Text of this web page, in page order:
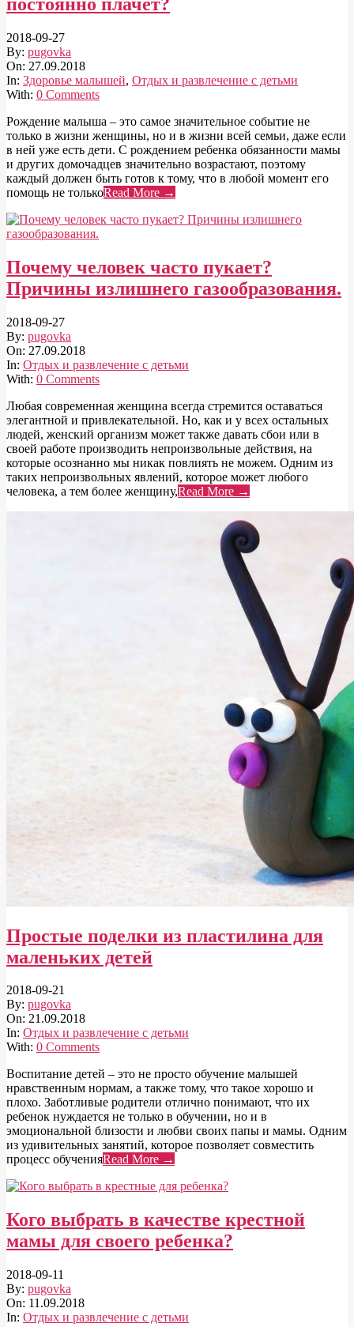
2018-09-27
By: pugovka
On: 27.09.2018
In: Здоровье малышей, Отдых и развлечение с детьми
With: 0 Comments
Рождение малыша – это самое значительное событие не
только в жизни женщины, но и в жизни всей семьи, даже если
в ней уже есть дети. С рождением ребенка обязанности мамы
и других домочадцев значительно возрастают, поэтому
каждый должен быть готов к тому, что в любой момент его
помощь не толькоRead More →
Почему человек часто пукает?
Причины излишнего газообразования.
2018-09-27
By: pugovka
On: 27.09.2018
In: Отдых и развлечение с детьми
With: 0 Comments
Любая современная женщина всегда стремится оставаться
элегантной и привлекательной. Но, как и у всех остальных
людей, женский организм может также давать сбои или в
своей работе производить непроизвольные действия, на
которые осознанно мы никак повлиять не можем. Одним из
таких непроизвольных явлений, которое может любого
человека, а тем более женщину,Read More →
Простые поделки из пластилина для
маленьких детей
2018-09-21
By: pugovka
On: 21.09.2018
In: Отдых и развлечение с детьми
With: 0 Comments
Воспитание детей – это не просто обучение малышей
нравственным нормам, а также тому, что такое хорошо и
плохо. Заботливые родители отлично понимают, что их
ребенок нуждается не только в обучении, но и в
эмоциональной близости и любви своих папы и мамы. Одним
из удивительных занятий, которое позволяет совместить
процесс обученияRead More →
Кого выбрать в качестве крестной
мамы для своего ребенка?
2018-09-11
By: pugovka
On: 11.09.2018
In: Отдых и развлечение с детьми